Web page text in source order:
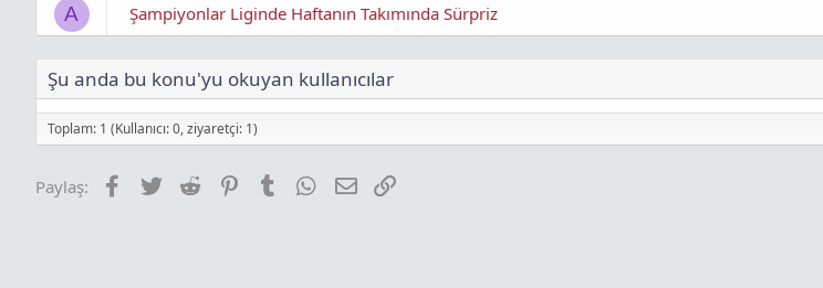
A Şampiyonlar Liginde Haftanın Takımında Sürpriz
Şu anda bu konu'yu okuyan kullanıcılar
Toplam: 1 (Kullanıcı: 0, ziyaretçi: 1)
Paylaş: Facebook
Twitter Reddit PinterestTumblrWhatsApp
E-posta